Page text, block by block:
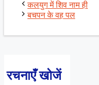
कलयुग में शिव नाम ही
बचपन के वह पल
रचनाएँ खोजें